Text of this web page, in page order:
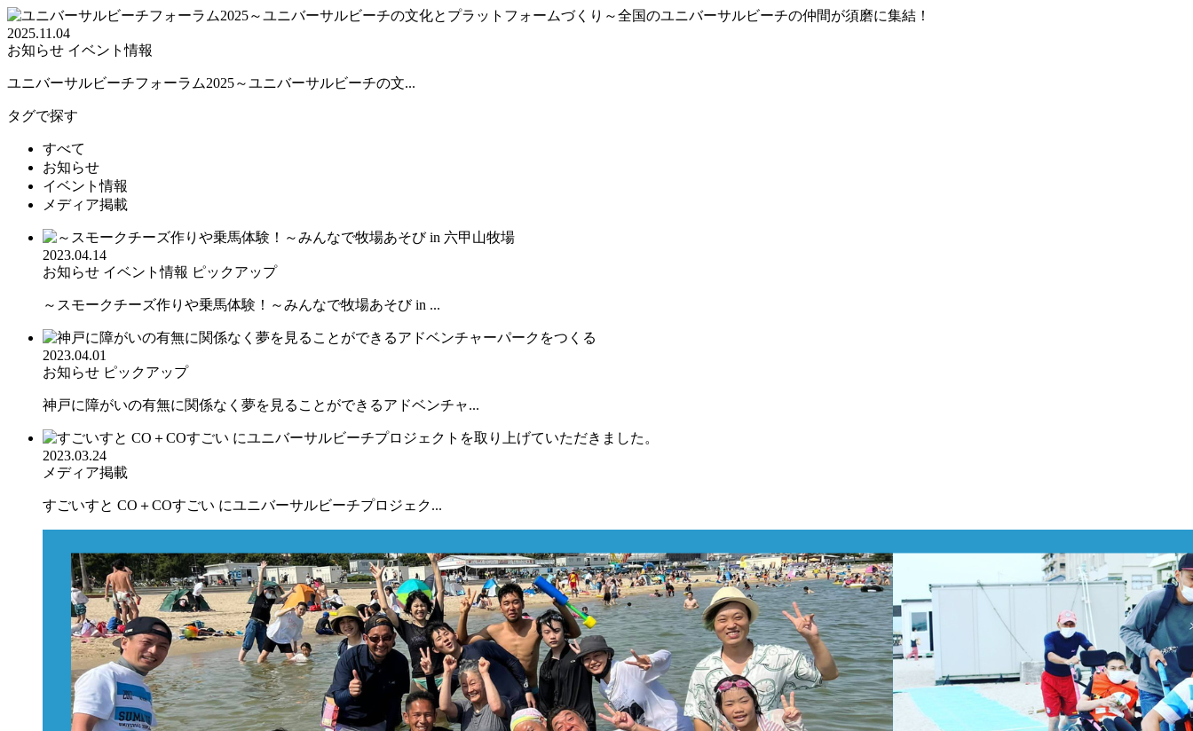
2025.11.04
お知らせ イベント情報
ユニバーサルビーチフォーラム2025～ユニバーサルビーチの文...
タグで探す
すべて
お知らせ
イベント情報
メディア掲載
2023.04.14
お知らせ イベント情報 ピックアップ
～スモークチーズ作りや乗馬体験！～みんなで牧場あそび in ...
2023.04.01
お知らせ ピックアップ
神戸に障がいの有無に関係なく夢を見ることができるアドベンチャ...
2023.03.24
メディア掲載
すごいすと CO＋COすごい にユニバーサルビーチプロジェク...